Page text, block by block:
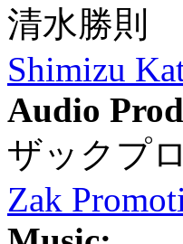
清水勝則
Shimizu
Audio
ザックプ
Zak